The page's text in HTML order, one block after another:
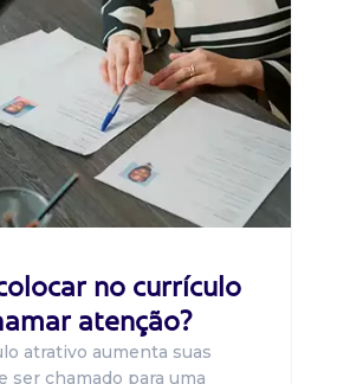
no currículo
atenção?
atrativo aumenta suas
ser chamado para uma